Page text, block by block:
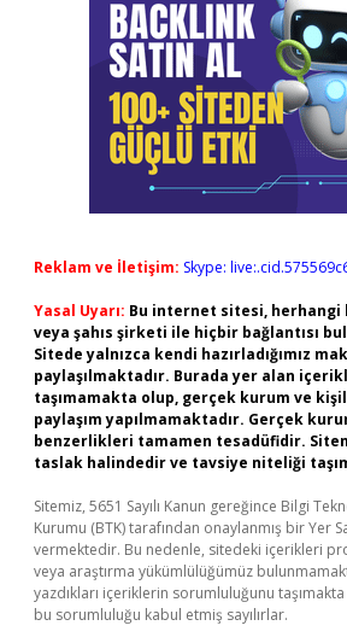
Reklam ve İletişim: Skype:
Yasal Uyarı: Bu internet sitesi, herhangi
veya şahıs şirketi ile hiçbir bağlantısı
Sitede yalnızca kendi hazırladığımız
paylaşılmaktadır. Burada yer alan
taşımamakta olup, gerçek kurum ve
paylaşım yapılmamaktadır. Gerçek
benzerlikleri tamamen tesadüfidir.
taslak halindedir ve tavsiye niteliği
Sitemiz, 5651 Sayılı Kanun gereğince Bilgi
Kurumu (BTK) tarafından onaylanmış bir Yer
vermektedir. Bu nedenle, sitedeki içerikleri
veya araştırma yükümlülüğümüz
yazdıkları içeriklerin sorumluluğunu
bu sorumluluğu kabul etmiş sayılırlar.